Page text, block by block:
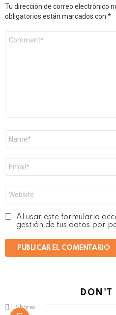
Tu dirección de correo electrónico
obligatorios están marcados con *
electrónico
*
Al usar este formulario
gestión de tus datos por
DON'T
Shares